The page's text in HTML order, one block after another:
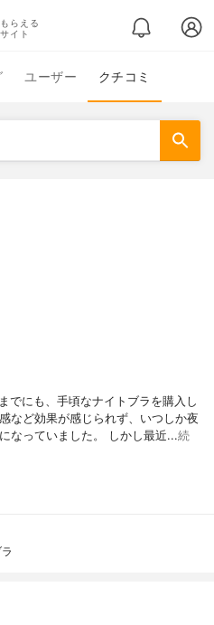
らえる
イト
ユーザー クチコミ
でにも、手頃なナイトブラを購入し
など効果が感じられず、いつしか夜
なっていました。 しかし最近...続